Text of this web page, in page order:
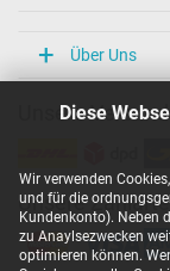
Diese
Wir verwenden
und für die
Kundenkonto). Neben
zu Anaylsezwecken
optimieren können.
UKCA
Sind Sie auf
für Ihren
Setzen Sie
Herstellers
Über Uns
Unsere
Unsere